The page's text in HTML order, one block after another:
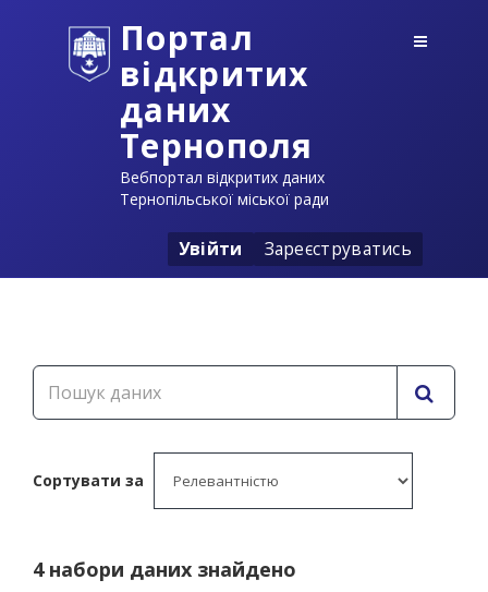
Портал
відкритих
даних
Тернополя
Вебпортал відкритих даних
Тернопільської міської ради
Увійти Зареєструватись
Сортувати за
4 набори даних знайдено